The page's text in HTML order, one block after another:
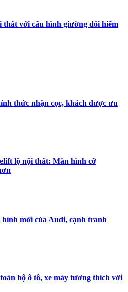
thất với cấu hình giường đôi hiếm
thức nhận cọc, khách được ưu
lộ nội thất: Màn hình cỡ
mới của Audi, cạnh tranh
bộ ô tô, xe máy tương thích với